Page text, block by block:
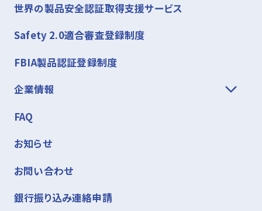
世界の製品安全認証取得支援サービス
Safety 2.0適合審査登録制度
FBIA製品認証登録制度
企業情報
FAQ
お知らせ
お問い合わせ
銀行振り込み連絡申請